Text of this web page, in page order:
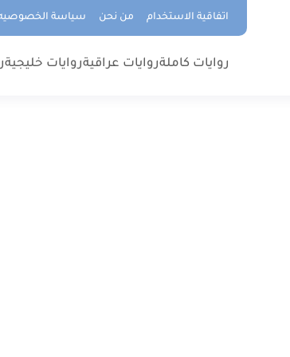
اتفاقية الاستخدام من نحن سياسة
روايات كاملةروايات عراقيةروايات خليجية